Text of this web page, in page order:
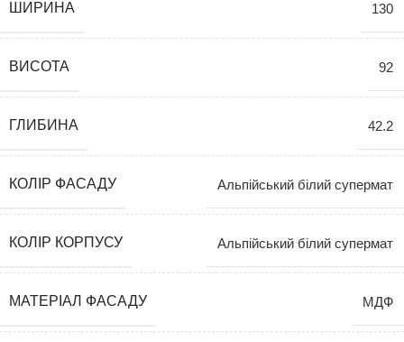
ШИРИНА 130
ВИСОТА 92
ГЛИБИНА 42.2
КОЛІР ФАСАДУ Альпійський білий супермат
КОЛІР КОРПУСУ Альпійський білий супермат
МАТЕРІАЛ ФАСАДУ МДФ